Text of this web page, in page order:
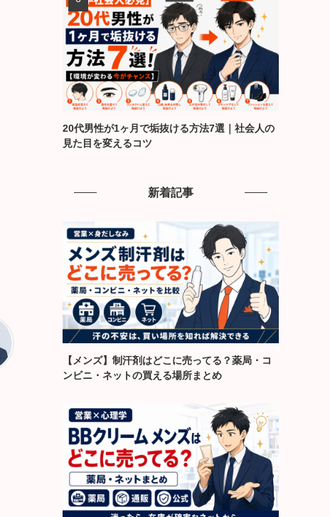
20代男性が1ヶ月で垢抜ける方法7選｜社会人の
見た目を変えるコツ
新着記事
【メンズ】制汗剤はどこに売ってる？薬局・コ
ンビニ・ネットの買える場所まとめ